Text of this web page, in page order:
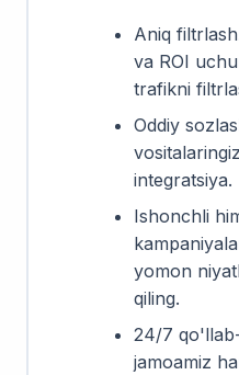
Aniq
va ROI
trafikni
Oddiy
integratsiya.
Ishonchli
yomon
qiling.
24/7
jamoamiz